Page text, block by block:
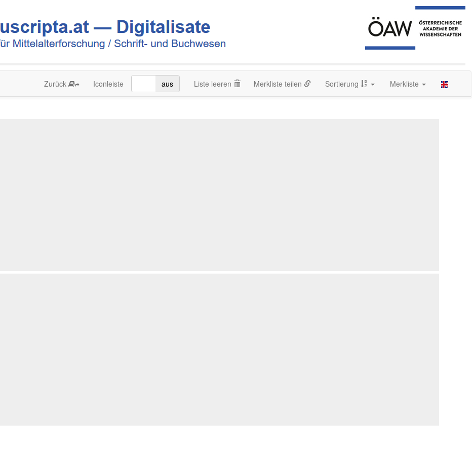
Zurück Iconleiste
an aus Liste leeren Merkliste teilen Sortierung Merkliste